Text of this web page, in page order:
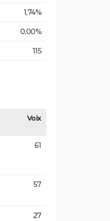
1,74%
0,00%
115
Voix
61
57
27